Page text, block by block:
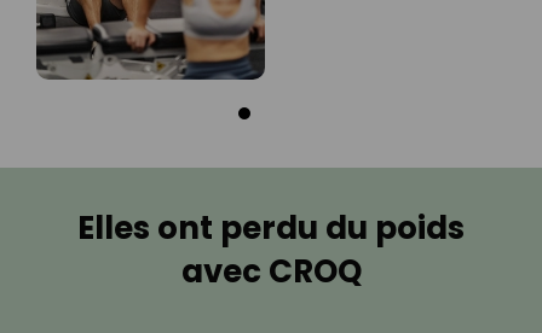
Elles ont perdu du poids
avec CROQ